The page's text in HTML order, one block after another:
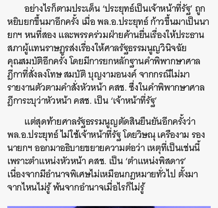
อย่างไรก็ตามประเด็น ‘ประยุทธ์เป็นเจ้าหน้าที่รัฐ’ ถูก
หยิบยกขึ้นมาอีกครั้ง เมื่อ พล.อ.ประยุทธ์ ก้าวขึ้นมาเป็นนา
ยกฯ หนที่สอง และพรรคร่วมฝ่ายค้านยื่นเรื่องให้ประธาน
สภาผู้แทนราษฎรส่งเรื่องให้ศาลรัฐธรรมนูญวินิจฉัย
คุณสมบัติอีกครั้ง โดยมีการยกหลักฐานคำพิพากษาศาล
ฎีกาที่สั่งลงโทษ สมบัติ บุญงามอนงค์ จากกรณีไม่มา
รายงานตัวตามคำสั่งหัวหน้า คสช. ซึ่งในคำพิพากษาศาล
ฎีการะบุว่าหัวหน้า คสช. เป็น ‘เจ้าหน้าที่รัฐ’
แต่สุดท้ายศาลรัฐธรรมนูญตัดสินยืนยันอีกครั้งว่า
พล.อ.ประยุทธ์ ไม่ใช้เจ้าหน้าที่รัฐ โดยวิษณุ เครืองาม รอง
นายกฯ ออกมาอธิบายขยายความต่อว่า เหตุที่เป็นเช่นนี้
เพราะตำแหน่งหัวหน้า คสช. เป็น ‘ตำแหน่งพิสดาร’
เนื่องจากมีอำนาจพิเศษไม่เหมือนกฎหมายทั่วไป ตั้งมา
จากไหนไม่รู้ พ้นจากอำนาจเมื่อไรก็ไม่รู้
SHARE TWEET LINE EMAIL